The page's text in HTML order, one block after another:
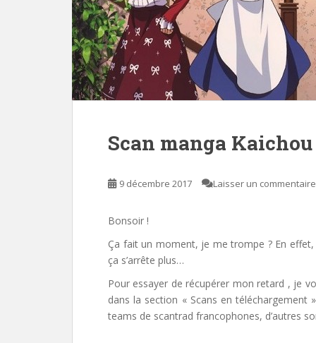
Scan manga
9 décembre 2017 Laisser un commentaire
Bonsoir !
Ça fait un moment, je me trompe ? En
ça s’arrête plus…
Pour essayer de récupérer mon retard , je
dans la section « Scans en
teams de scantrad francophones, d’autres